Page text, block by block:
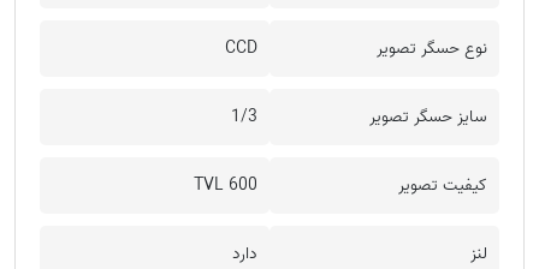
نوع حسگر تصویر CCD
سایز حسگر تصویر 1/3
کیفیت تصویر 600 TVL
لنز دارد